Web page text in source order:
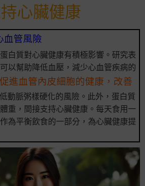
心臟健康
血管風險
白質對心臟健康有積極影響。研究表
以幫助降低血壓，減少心血管疾病的
進血管內皮細胞的健康，改善
動脈粥樣硬化的風險。此外，蛋白質
重，間接支持心臟健康。每天食用一
為平衡飲食的一部分，為心臟健康提